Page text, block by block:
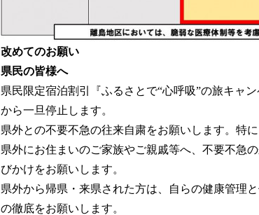
改めてのお願い
県民の皆様へ
県民限定宿泊割引『ふるさとで“心呼吸”の旅キャ
から一旦停止します。
県外との不要不急の往来自粛をお願いします。特
県外にお住まいのご家族やご親戚等へ、不要不急
びかけをお願いします。
県外から帰県・来県された方は、自らの健康管理
の徹底をお願いします。